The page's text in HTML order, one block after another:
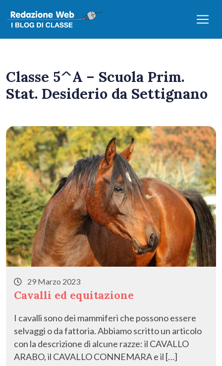
Classe 5^A – Scuola Prim.
Stat. Desiderio da Settignano
29 Marzo 2023
Cavalli ed equitazione
I cavalli sono dei mammiferi che possono essere
selvaggi o da fattoria. Abbiamo scritto un articolo
con la descrizione di alcune razze: il CAVALLO
ARABO, il CAVALLO CONNEMARA e il […]